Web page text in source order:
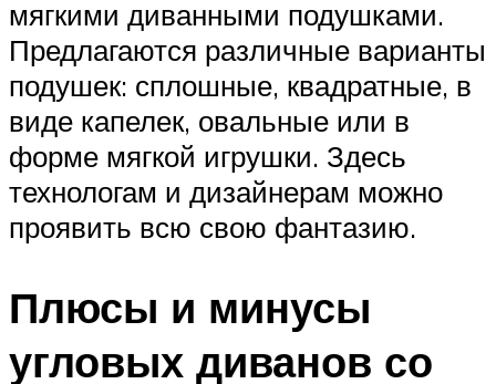
мягкими диванными подушками.
Предлагаются различные варианты
подушек: сплошные, квадратные, в
виде капелек, овальные или в
форме мягкой игрушки. Здесь
технологам и дизайнерам можно
проявить всю свою фантазию.
Плюсы и минусы
угловых диванов со